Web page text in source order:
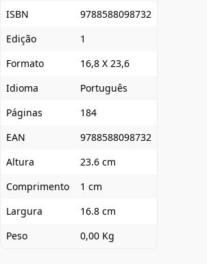
ISBN
9788588098732
Edição
1
Formato
16,8 X 23,6
Idioma
Português
Páginas
184
EAN
9788588098732
Altura
23.6 cm
Comprimento
1 cm
Largura
16.8 cm
Peso
0,00 Kg